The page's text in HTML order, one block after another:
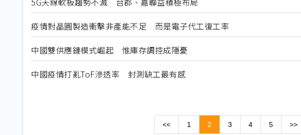
疫情對晶圓製造衝擊非產能不足 而是電子代工復工率
中國雙供應鏈模式崛起 惟庫存調控成隱憂
中國疫情打亂ToF滲透率 封測缺工最有感
<< 1 2 3 4 5 >>